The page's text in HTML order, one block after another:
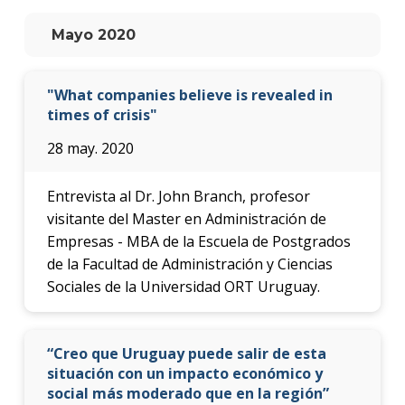
Mayo 2020
"What companies believe is revealed in
times of crisis"
28 may. 2020
Entrevista al Dr. John Branch, profesor
visitante del Master en Administración de
Empresas - MBA de la Escuela de Postgrados
de la Facultad de Administración y Ciencias
Sociales de la Universidad ORT Uruguay.
“Creo que Uruguay puede salir de esta
situación con un impacto económico y
social más moderado que en la región”